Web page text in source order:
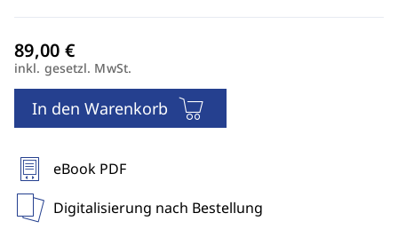
inkl. gesetzl. MwSt.
In den Warenkorb
eBook PDF
Digitalisierung nach Bestellung